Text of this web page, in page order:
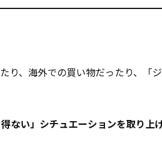
り、海外での買い物だったり、「
ない」シチュエーションを取り上